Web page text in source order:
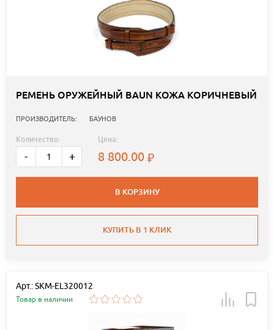
РЕМЕНЬ ОРУЖЕЙНЫЙ BAUN КОЖА КОРИЧНЕВЫЙ
ПРОИЗВОДИТЕЛЬ: БАУНОВ
Количество:
- +
Цена:
8 800.00
В КОРЗИНУ
КУПИТЬ В 1 КЛИК
Арт.: SKM-EL320012
Товар в наличии